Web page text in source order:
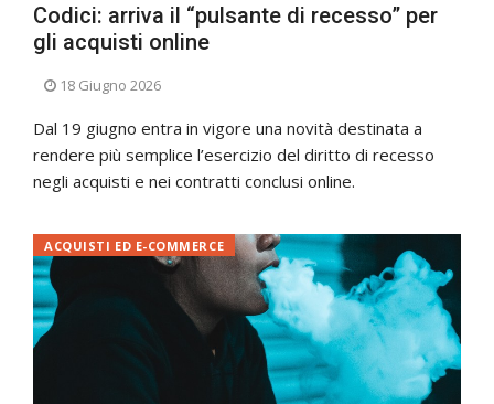
Codici: arriva il “pulsante di recesso” per
gli acquisti online
18 Giugno 2026
Dal 19 giugno entra in vigore una novità destinata a
rendere più semplice l’esercizio del diritto di recesso
negli acquisti e nei contratti conclusi online.
ACQUISTI ED E-COMMERCE